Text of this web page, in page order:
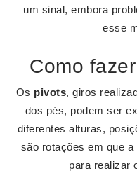
um sinal, embora
esse
Como
Os pivots, giros
dos pés, podem ser
diferentes alturas,
são rotações em que
para realizar